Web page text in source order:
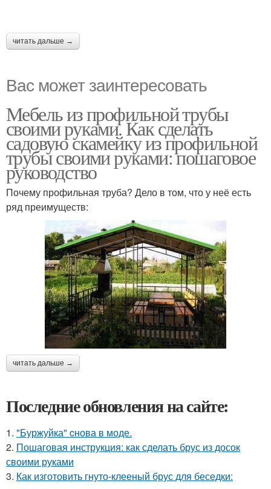
читать дальше →
Вас может заинтересовать
Мебель из профильной трубы
своими руками. Как сделать
садовую скамейку из профильной
трубы своими руками: пошаговое
руководство
Почему профильная труба? Дело в том, что у неё есть
ряд преимуществ:
читать дальше →
Последние обновления на сайте:
1. "Буржуйка" cнова в моде.
2. Пошаговая инструкция: как сделать брус из досок
своими руками
3. Как изготовить гнуто-клееный брус для беседки: